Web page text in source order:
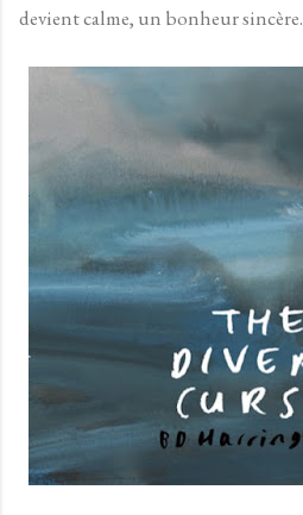
devient calme, un bonheur sincère.